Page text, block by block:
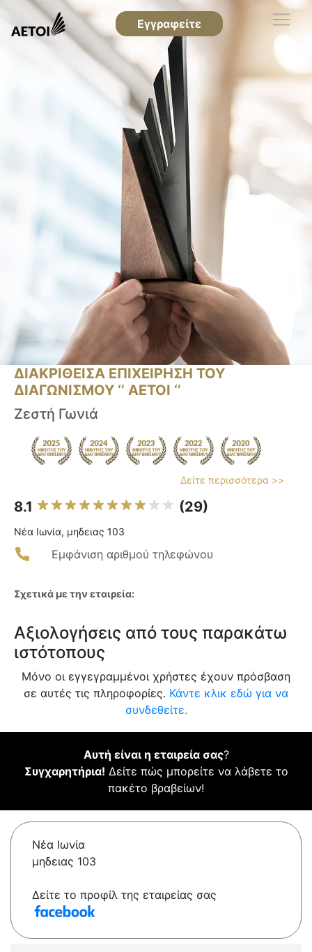
Εγγραφείτε
ΔΙΑΚΡΙΘΕΙΣΑ ΕΠΙΧΕΙΡΗΣΗ ΤΟΥ
ΔΙΑΓΩΝΙΣΜΟΥ ‘’ ΑΕΤΟΙ ‘’
Ζεστή Γωνιά
Δείτε περισσότερα >>
8.1 (29)
Νέα Ιωνία, μηδειας 103
Εμφάνιση αριθμού τηλεφώνου
Σχετικά με την εταιρεία:
Αξιολογήσεις από τους παρακάτω
ιστότοπους
Μόνο οι εγγεγραμμένοι χρήστες έχουν πρόσβαση
σε αυτές τις πληροφορίες. Κάντε κλικ εδώ για να
συνδεθείτε.
Αυτή είναι η εταιρεία σας?
Συγχαρητήρια! Δείτε πώς μπορείτε να λάβετε το
πακέτο βραβείων!
Νέα Ιωνία
μηδειας 103
Δείτε το προφίλ της εταιρείας σας